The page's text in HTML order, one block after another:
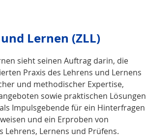
Lernen (ZLL)
sieht seinen Auftrag darin, die
Praxis des Lehrens und Lernens
und methodischer Expertise,
sowie praktischen Lösungen
Impulsgebende für ein Hinterfragen
und ein Erproben von
Lernens und Prüfens.